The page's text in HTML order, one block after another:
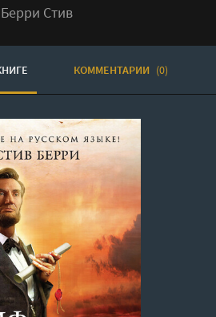
Берри Стив
КОММЕНТАРИИ (0)